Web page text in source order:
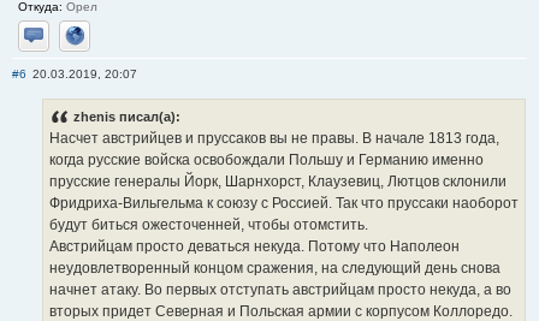
Откуда: Орел
Отправить личное сообщение
Сайт
#6 20.03.2019, 20:07
zhenis писал(а):
Насчет австрийцев и пруссаков вы не правы. В начале 1813 года,
когда русские войска освобождали Польшу и Германию именно
прусские генералы Йорк, Шарнхорст, Клаузевиц, Лютцов склонили
Фридриха-Вильгельма к союзу с Россией. Так что пруссаки наоборот
будут биться ожесточенней, чтобы отомстить.
Австрийцам просто деваться некуда. Потому что Наполеон
неудовлетворенный концом сражения, на следующий день снова
начнет атаку. Во первых отступать австрийцам просто некуда, а во
вторых придет Северная и Польская армии с корпусом Коллоредо.